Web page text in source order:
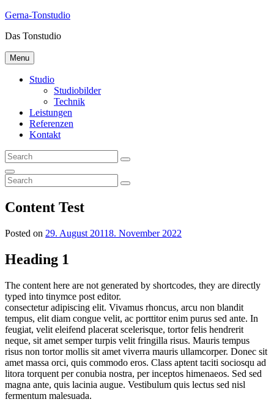
Gerna-Tonstudio
Das Tonstudio
Menu
Studio
Studiobilder
Technik
Leistungen
Referenzen
Kontakt
Content Test
Posted on 29. August 20118. November 2022
Heading 1
The content here are not generated by shortcodes, they are directly
typed into tinymce post editor.
consectetur adipiscing elit. Vivamus rhoncus, arcu non blandit
tempus, elit diam congue velit, ac porttitor enim purus sed ante. In
feugiat, velit eleifend placerat scelerisque, tortor felis hendrerit
neque, sit amet semper turpis velit fringilla risus. Mauris tempus
risus non tortor mollis sit amet viverra mauris ullamcorper. Donec sit
amet massa orci, quis commodo eros. Class aptent taciti sociosqu ad
litora torquent per conubia nostra, per inceptos himenaeos. Sed sed
magna ante, quis lacinia augue. Vestibulum quis lectus sed nisl
fermentum malesuada.